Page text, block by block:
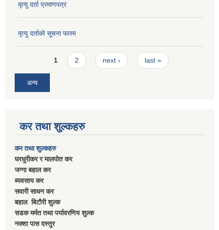
मृत्यु दर्ता प्रमाणपत्र
मृत्यु दर्ताकाे सूचना फारम
Pages1 2 next › last »
अन्य
कर तथा शुल्कहरु
कर तथा शुल्कहरु
घरधुरीकर र मालपाेत कर
जग्गा बहाल कर
ब्यवसाय कर
सवारी साधन कर
बहाल बिटाैरी शुल्क
सडक मर्मत तथा पर्यावरणिय शुल्क
नक्शा पास दस्तुर